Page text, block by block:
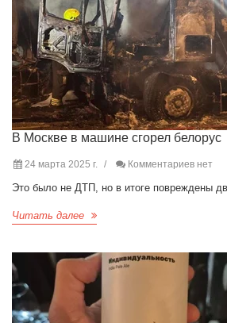
В Москве в машине сгорел белорус
24 марта 2025 г. Комментариев нет
Это было не ДТП, но в итоге повреждены
Читать далее